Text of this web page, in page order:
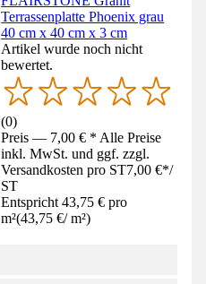
Terrassenplatte Phoenix grau
40 cm x 40 cm x 3 cm
Artikel wurde noch nicht
bewertet.
(0)
Preis — 7,00 € * Alle Preise
inkl. MwSt. und ggf. zzgl.
Versandkosten pro ST7,00 €*/
ST
Entspricht 43,75 € pro
m²(43,75 €/ m²)